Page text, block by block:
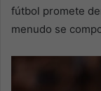
fútbol promete
menudo se